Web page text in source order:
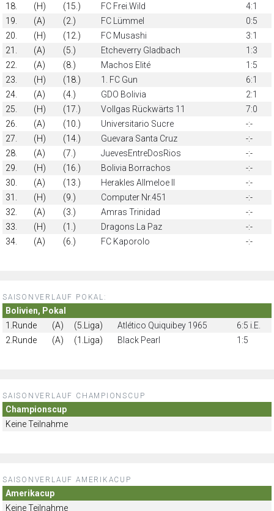
18.
(H) (15.) FC Frei.Wild
4:1
19.
(A) (2.) FC Lümmel
0:5
20.
(H) (12.) FC Musashi
3:1
21.
(A) (5.) Etcheverry Gladbach
1:3
22.
(A) (8.) Machos Elité
1:5
23.
(H) (18.) 1. FC Gun
6:1
24.
(A) (4.) GDO Bolivia
2:1
25.
(H) (17.) Vollgas Rückwärts 11
7:0
26.
(A) (10.) Universitario Sucre
-:-
27.
(H) (14.) Guevara Santa Cruz
-:-
28.
(A) (7.) JuevesEntreDosRios
-:-
29.
(H) (16.) Bolivia Borrachos
-:-
30.
(A) (13.) Herakles Allmeloe II
-:-
31.
(H) (9.) Computer Nr.451
-:-
32.
(A) (3.) Amras Trinidad
-:-
33.
(H) (1.) Dragons La Paz
-:-
34.
(A) (6.) FC Kaporolo -:-
SAISONVERLAUF POKAL:
Bolivien, Pokal
1.Runde
(A) (5.Liga) Atlético Quiquibey 1965
6:5 i.E.
2.Runde
(A) (1.Liga) Black Pearl 1:5
SAISONVERLAUF CHAMPIONSCUP
Championscup
Keine Teilnahme
SAISONVERLAUF AMERIKACUP
Amerikacup
Keine Teilnahme